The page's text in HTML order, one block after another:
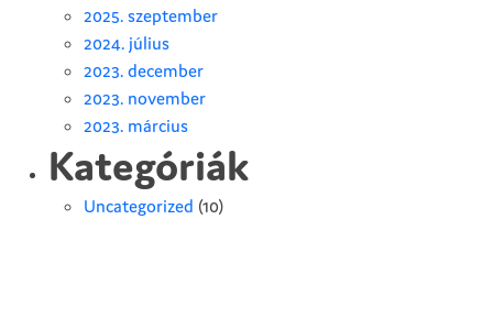
2025. szeptember
2024. július
2023. december
2023. november
2023. március
Kategóriák
Uncategorized (10)